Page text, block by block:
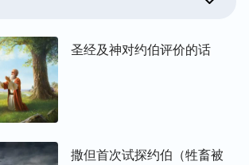
圣经及神对约伯评价的话
撒但首次试探约伯（牲畜被